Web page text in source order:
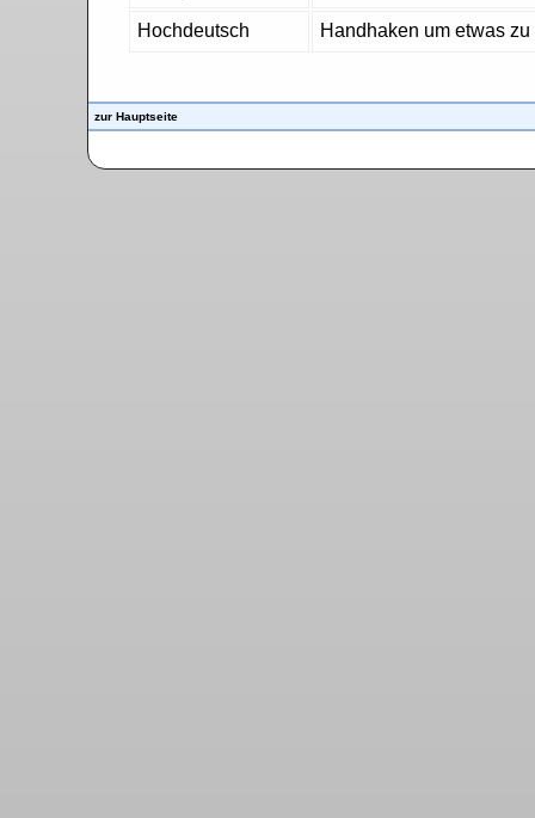
Hochdeutsch Handhaken um etwas
zur Hauptseite